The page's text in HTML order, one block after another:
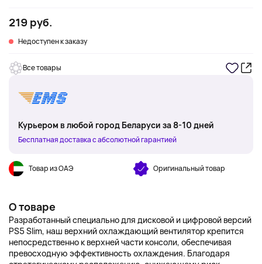
219 руб.
Недоступен к заказу
Все товары
Курьером в любой город Беларуси за 8-10 дней
Бесплатная доставка с абсолютной гарантией
Товар из ОАЭ Оригинальный товар
О товаре
Разработанный специально для дисковой и цифровой версий
PS5 Slim, наш верхний охлаждающий вентилятор крепится
непосредственно к верхней части консоли, обеспечивая
превосходную эффективность охлаждения. Благодаря